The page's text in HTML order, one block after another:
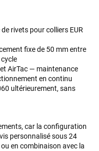
rivets pour colliers EUR
fixe de 50 mm entre
AirTac — maintenance
en continu
ultérieurement, sans
car la configuration
personnalisé sous 24
en combinaison avec la